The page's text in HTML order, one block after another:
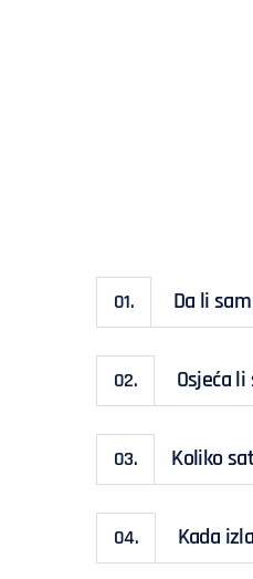
01. Da li
02. Osjeća
03. Koliko
04. Kada